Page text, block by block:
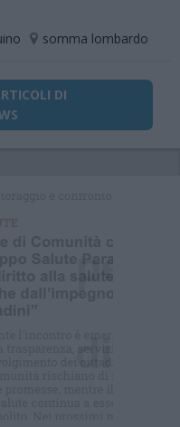
somma lombardo
DI